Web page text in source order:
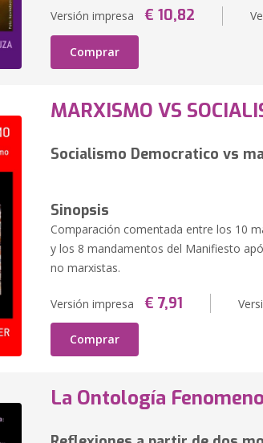
Versión impresa € 10,82
Comprar
MARXISMO VS
Socialismo Democratico vs
Sinopsis
Comparación comentada entre los 10
y los 8 mandamentos del Manifiesto
no marxistas.
Versión impresa € 7,91
Comprar
La Ontología